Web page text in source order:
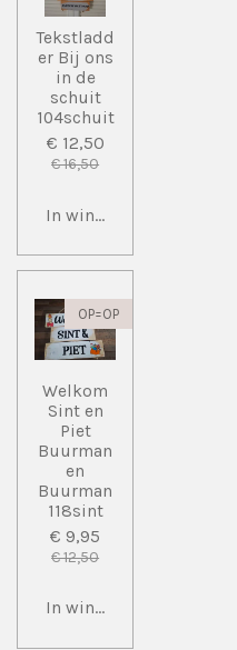
Tekstladd
er Bij ons
in de
schuit
104schuit
€ 12,50
€ 16,50
In winkelwagen
OP=OP
Welkom
Sint en
Piet
Buurman
en
Buurman
118sint
€ 9,95
€ 12,50
In winkelwagen